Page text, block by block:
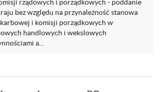
rządowych i porządkowych - poddanie
bez względu na przynależność stanowa
i komisji porządkowych w
handlowych i wekslowych
a...